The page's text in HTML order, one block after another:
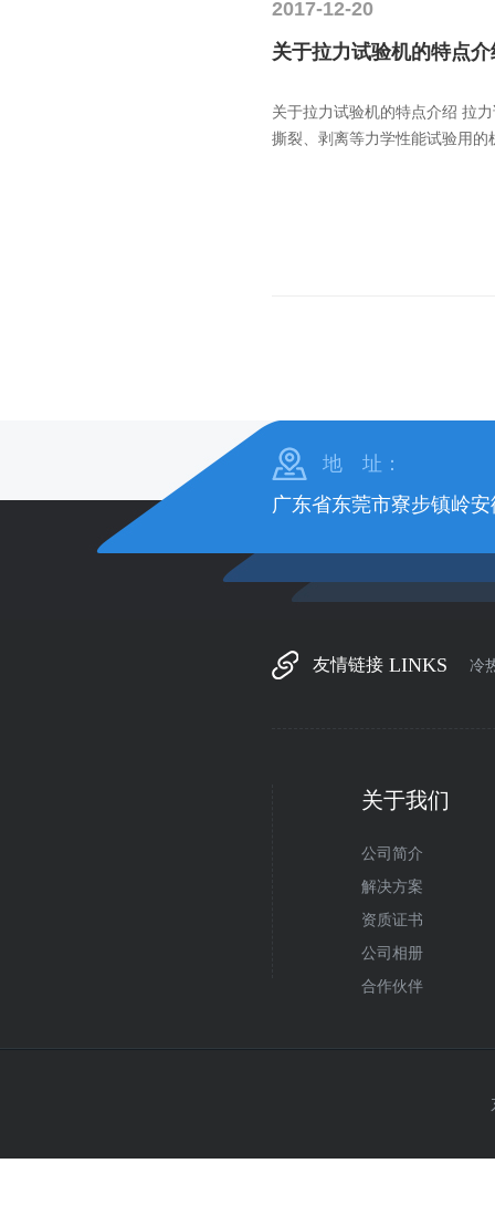
2017-12-20
关于拉力试验机的特点介
关于拉力试验机的特点介绍 拉
撕裂、剥离等力学性能试验用的
地 址：
广东省东莞市寮步镇岭
友情链接 LINKS 冷
关于我们
公司简介
解决方案
资质证书
公司相册
合作伙伴